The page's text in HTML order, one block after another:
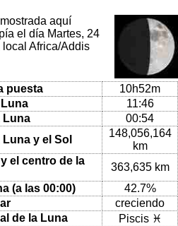
aquí
el día Martes, 24
Africa/Addis
puesta
10h52m
11:46
Luna
00:54
y el Sol
148,056,164
km
el centro de la
363,635 km
(a las 00:00)
42.7%
creciendo
de la Luna
Piscis ♓